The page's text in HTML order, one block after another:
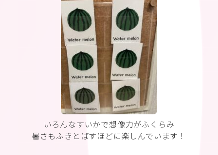
いろんなすいかで想像力がふくらみ
暑さもふきとばすほどに楽しんでいます！